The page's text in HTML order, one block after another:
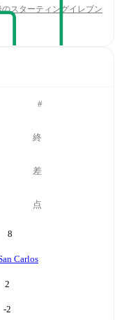
のスターティングイレブン
#
終
差
点
8
Carlos
2
-2